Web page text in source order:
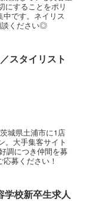
にすることをポリ
です。ネイリス
談ください◎
スタイリスト
城県土浦市に1店
。大手集客サイト
調につき仲間を募
募ください！
学校新卒生求人